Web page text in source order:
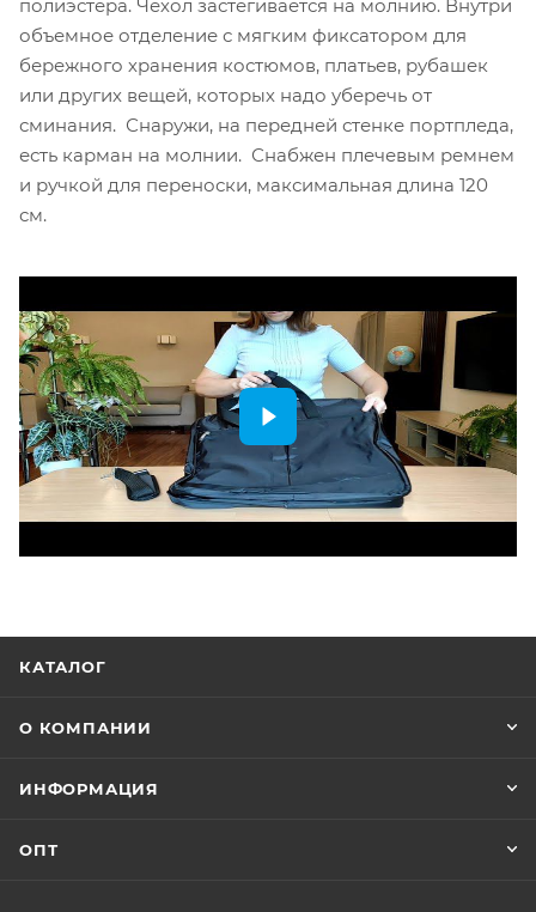
полиэстера. Чехол застегивается на молнию. Внутри
объемное отделение с мягким фиксатором для
бережного хранения костюмов, платьев, рубашек
или других вещей, которых надо уберечь от
сминания. Снаружи, на передней стенке портпледа,
есть карман на молнии. Снабжен плечевым ремнем
и ручкой для переноски, максимальная длина 120
см.
КАТАЛОГ
О КОМПАНИИ
ИНФОРМАЦИЯ
ОПТ